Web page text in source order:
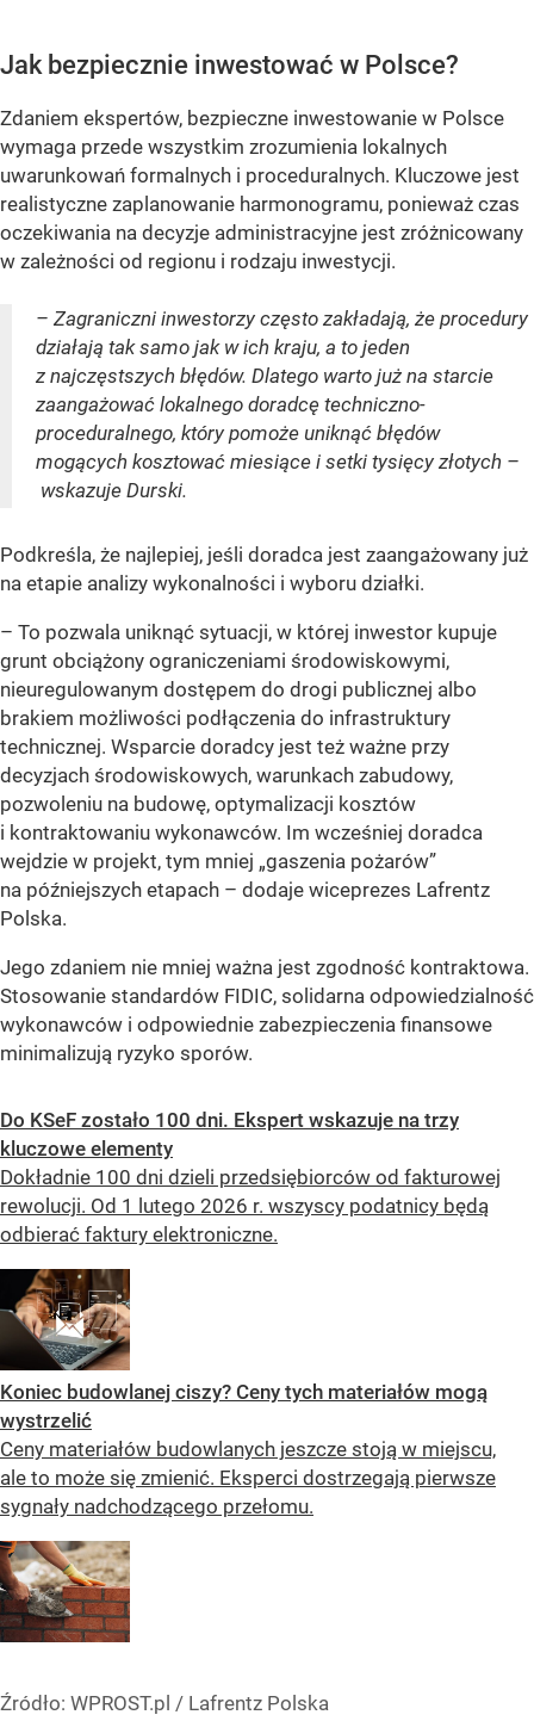
Jak bezpiecznie inwestować w Polsce?
Zdaniem ekspertów, bezpieczne inwestowanie w Polsce
wymaga przede wszystkim zrozumienia lokalnych
uwarunkowań formalnych i proceduralnych. Kluczowe jest
realistyczne zaplanowanie harmonogramu, ponieważ czas
oczekiwania na decyzje administracyjne jest zróżnicowany
w zależności od regionu i rodzaju inwestycji.
– Zagraniczni inwestorzy często zakładają, że procedury
działają tak samo jak w ich kraju, a to jeden
z najczęstszych błędów. Dlatego warto już na starcie
zaangażować lokalnego doradcę techniczno-
proceduralnego, który pomoże uniknąć błędów
mogących kosztować miesiące i setki tysięcy złotych –
wskazuje Durski.
Podkreśla, że najlepiej, jeśli doradca jest zaangażowany już
na etapie analizy wykonalności i wyboru działki.
– To pozwala uniknąć sytuacji, w której inwestor kupuje
grunt obciążony ograniczeniami środowiskowymi,
nieuregulowanym dostępem do drogi publicznej albo
brakiem możliwości podłączenia do infrastruktury
technicznej. Wsparcie doradcy jest też ważne przy
decyzjach środowiskowych, warunkach zabudowy,
pozwoleniu na budowę, optymalizacji kosztów
i kontraktowaniu wykonawców. Im wcześniej doradca
wejdzie w projekt, tym mniej „gaszenia pożarów”
na późniejszych etapach – dodaje wiceprezes Lafrentz
Polska.
Jego zdaniem nie mniej ważna jest zgodność kontraktowa.
Stosowanie standardów FIDIC, solidarna odpowiedzialność
wykonawców i odpowiednie zabezpieczenia finansowe
minimalizują ryzyko sporów.
Do KSeF zostało 100 dni. Ekspert wskazuje na trzy
kluczowe elementy
Dokładnie 100 dni dzieli przedsiębiorców od fakturowej
rewolucji. Od 1 lutego 2026 r. wszyscy podatnicy będą
odbierać faktury elektroniczne.
Koniec budowlanej ciszy? Ceny tych materiałów mogą
wystrzelić
Ceny materiałów budowlanych jeszcze stoją w miejscu,
ale to może się zmienić. Eksperci dostrzegają pierwsze
sygnały nadchodzącego przełomu.
Źródło: WPROST.pl / Lafrentz Polska